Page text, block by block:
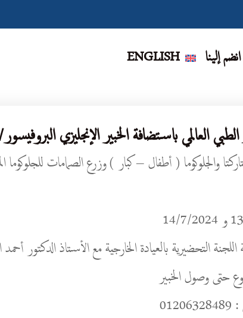
انضم إلينا ENGLISH
العالمي باستضافة الخبير الإنجليزي
والجلوكوما ( أطفال – كبار ) وزرع الصمامات للجلوكوما
التحضيرية بالعيادة الخارجية مع الأستاذ الدكتور
حتى وصول الخبير